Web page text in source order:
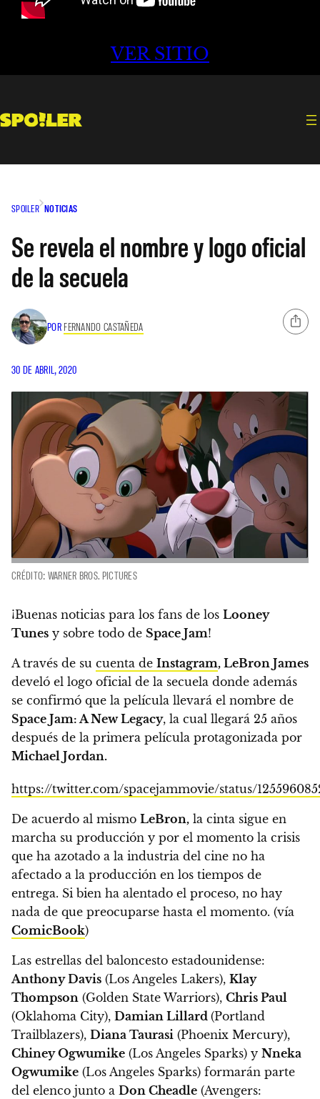
VER SITIO
SPOILER NOTICIAS
Se revela el nombre y logo oficial
de la secuela
POR FERNANDO CASTAÑEDA
30 DE ABRIL, 2020
CRÉDITO: WARNER BROS. PICTURES
¡Buenas noticias para los fans de los Looney
Tunes y sobre todo de Space Jam!
A través de su cuenta de Instagram, LeBron James
develó el logo oficial de la secuela donde además
se confirmó que la película llevará el nombre de
Space Jam: A New Legacy, la cual llegará 25 años
después de la primera película protagonizada por
Michael Jordan.
https://twitter.com/spacejammovie/status/
De acuerdo al mismo LeBron, la cinta sigue en
marcha su producción y por el momento la crisis
que ha azotado a la industria del cine no ha
afectado a la producción en los tiempos de
entrega. Si bien ha alentado el proceso, no hay
nada de que preocuparse hasta el momento. (vía
ComicBook)
Las estrellas del baloncesto estadounidense:
Anthony Davis (Los Angeles Lakers), Klay
Thompson (Golden State Warriors), Chris Paul
(Oklahoma City), Damian Lillard (Portland
Trailblazers), Diana Taurasi (Phoenix Mercury),
Chiney Ogwumike (Los Angeles Sparks) y Nneka
Ogwumike (Los Angeles Sparks) formarán parte
del elenco junto a Don Cheadle (Avengers: